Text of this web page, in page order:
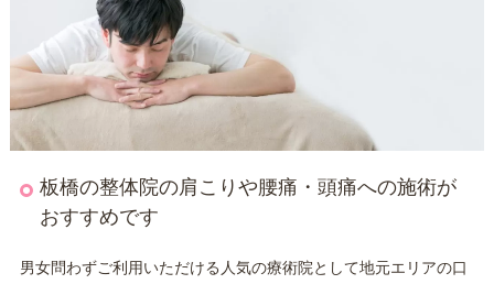
板橋の整体院の肩こりや腰痛・頭痛への施術が
おすすめです
男女問わずご利用いただける人気の療術院として地元エリアの口